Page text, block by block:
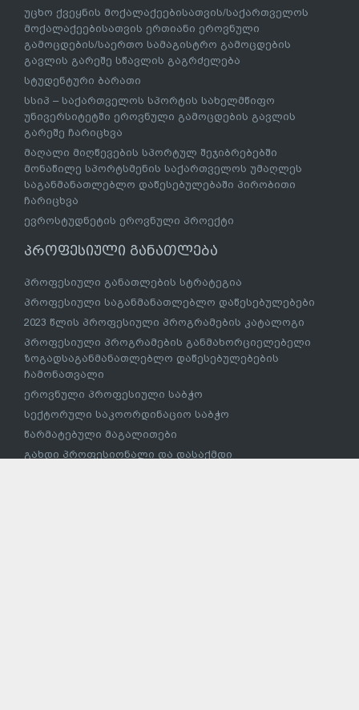
უცხო ქვეყნის მოქალაქეებისათვის/საქართველოს
მოქალაქეებისათვის ერთიანი ეროვნული
გამოცდების/საერთო სამაგისტრო გამოცდების
გავლის გარეშე სწავლის გაგრძელება
სტუდენტური ბარათი
სსიპ – საქართველოს სპორტის სახელმწიფო
უნივერსიტეტში ეროვნული გამოცდების გავლის
გარეშე ჩარიცხვა
მაღალი მიღწევების სპორტულ შეჯიბრებებში
მონაწილე სპორტსმენის საქართველოს უმაღლეს
საგანმანათლებლო დაწესებულებაში პირობითი
ჩარიცხვა
ევროსტუდნეტის ეროვნული პროექტი
პროფესიული განათლება
პროფესიული განათლების სტრატეგია
პროფესიული საგანმანათლებლო დაწესებულებები
2023 წლის პროფესიული პროგრამების კატალოგი
პროფესიული პროგრამების განმახორციელებელი
ზოგადსაგანმანათლებლო დაწესებულებების
ჩამონათვალი
ეროვნული პროფესიული საბჭო
სექტორული საკოორდინაციო საბჭო
წარმატებული მაგალითები
გახდი პროფესიონალი და დასაქმდი